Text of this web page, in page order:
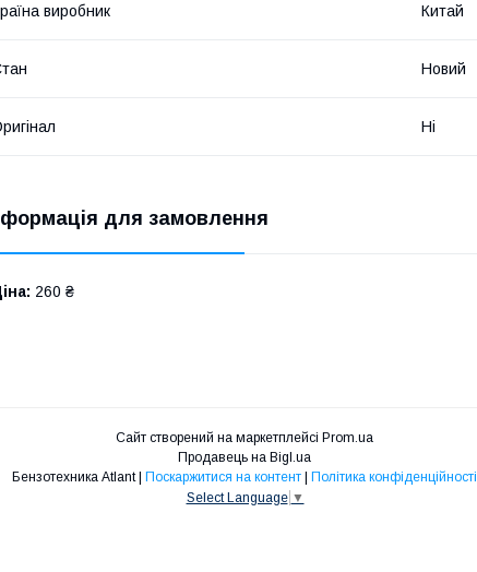
виробник Китай
Новий
Ні
для замовлення
260 ₴
Сайт створений на маркетплейсі Prom.ua
Продавець на Bigl.ua
Бензотехника Atlant | Поскаржитися на контент | Політика конфіденційності
Select Language ▼